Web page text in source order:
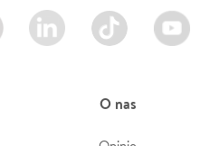
LinkedIn TikTok Youtube
O nas